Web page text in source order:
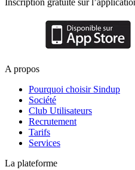
A propos
Pourquoi choisir Sindup
Société
Club Utilisateurs
Recrutement
Tarifs
Services
La plateforme